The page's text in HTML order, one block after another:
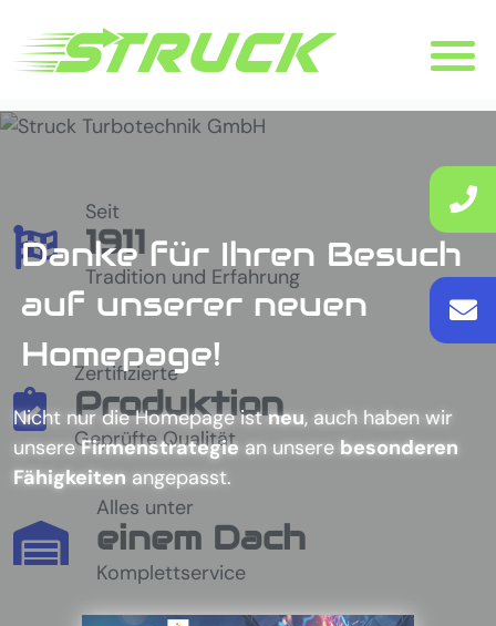
Danke für Ihren Besuch
auf unserer neuen
Homepage!
Nicht nur die Homepage istneu, auch haben wir
unsereFirmenstrategie an unsere besonderen
Fähigkeiten angepasst.
Seit
1911
Tradition und Erfahrung
Zertifizierte
Produktion
Geprüfte Qualität
Alles unter
einem Dach
Komplettservice